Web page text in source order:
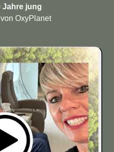
OxyPlanet